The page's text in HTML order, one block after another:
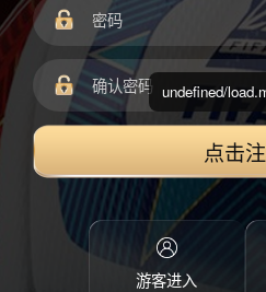
点击
游客进入
undefined/